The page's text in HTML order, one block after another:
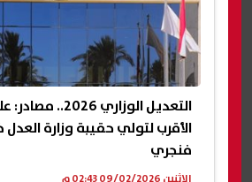
التعديل الوزاري
الأقرب لتولي حقيبة وزارة العدل
فنجري